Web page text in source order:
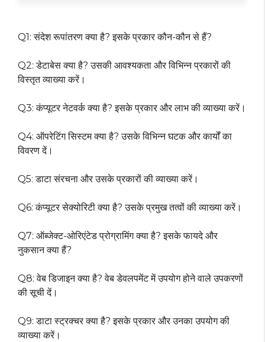
Q1: संदेश रूपांतरण क्या है? इसके प्रकार कौन-कौन से हैं?
Q2: डेटाबेस क्या है? उसकी आवश्यकता और विभिन्न प्रकारों की
विस्तृत व्याख्या करें।
Q3: कंप्यूटर नेटवर्क क्या है? इसके प्रकार और लाभ की व्याख्या करें।
Q4: ऑपरेटिंग सिस्टम क्या है? उसके विभिन्न घटक और कार्यों का
विवरण दें।
Q5: डाटा संरचना और उसके प्रकारों की व्याख्या करें।
Q6: कंप्यूटर सेक्योरिटी क्या है? उसके प्रमुख तत्वों की व्याख्या करें।
Q7: ऑब्जेक्ट-ओरिएंटेड प्रोग्रामिंग क्या है? इसके फायदे और
नुकसान क्या हैं?
Q8: वेब डिजाइन क्या है? वेब डेवलपमेंट में उपयोग होने वाले उपकरणों
की सूची दें।
Q9: डाटा स्ट्रक्चर क्या है? इसके प्रकार और उनका उपयोग की
व्याख्या करें।